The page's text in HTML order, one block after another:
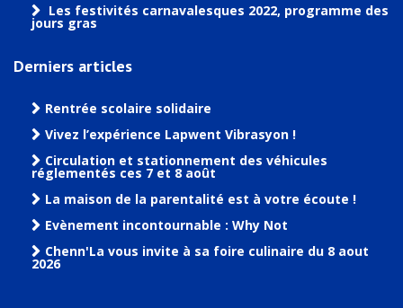
Les festivités carnavalesques 2022, programme des
jours gras
Derniers articles
Rentrée scolaire solidaire
Vivez l’expérience Lapwent Vibrasyon !
Circulation et stationnement des véhicules
réglementés ces 7 et 8 août
La maison de la parentalité est à votre écoute !
Evènement incontournable : Why Not
Chenn'La vous invite à sa foire culinaire du 8 aout
2026